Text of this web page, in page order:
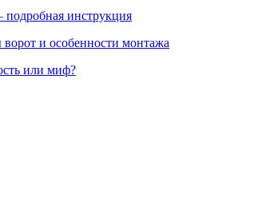
подробная инструкция
и особенности монтажа
или миф?